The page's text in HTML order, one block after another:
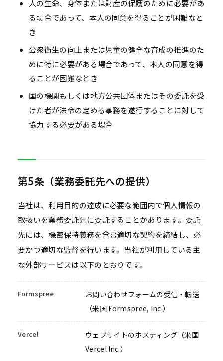
人の生命、身体または財産の保護のために必要があ
る場合であって、本人の同意を得ることが困難なと
き
公衆衛生の向上または児童の健全な育成の推進のた
めに特に必要がある場合であって、本人の同意を得
ることが困難なとき
国の機関もしくは地方公共団体またはその委託を受
けた者が法令の定める事務を遂行することに対して
協力する必要がある場合
第5条（業務委託先への提供）
当社は、利用目的の達成に必要な範囲内で個人情報の
取扱いを業務委託先に委託することがあります。委託
先には、機密保持義務を含む適切な契約を締結し、必
要かつ適切な監督を行います。当社が利用している主
な外部サービスは以下のとおりです。
Formspree
お問い合わせフォームの受信・転送
（米国 Formspree, Inc.）
Vercel
ウェブサイトのホスティング（米国
Vercel Inc.）